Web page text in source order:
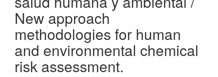
New approach
methodologies for human
and environmental chemical
risk assessment.